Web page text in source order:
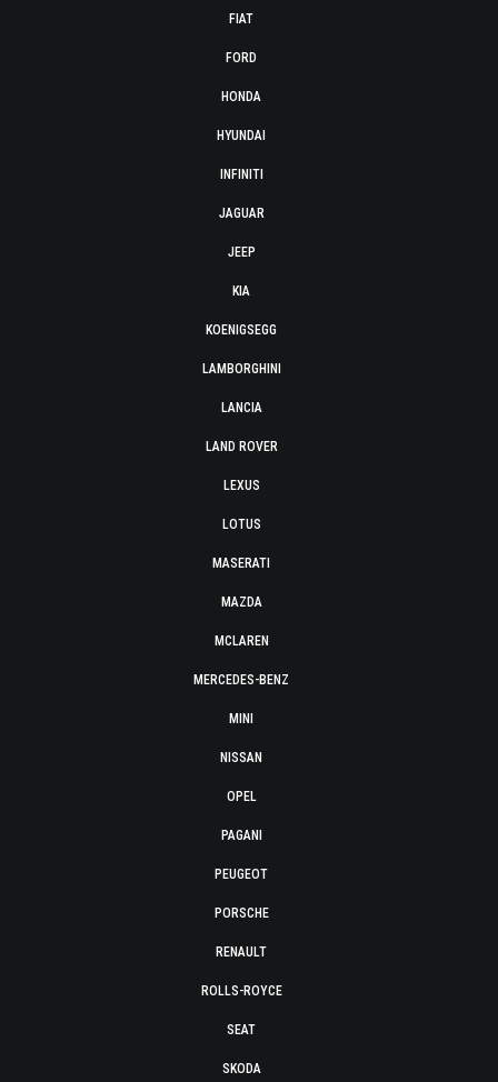
FIAT
FORD
HONDA
HYUNDAI
INFINITI
JAGUAR
JEEP
KIA
KOENIGSEGG
LAMBORGHINI
LANCIA
LAND ROVER
LEXUS
LOTUS
MASERATI
MAZDA
MCLAREN
MERCEDES-BENZ
MINI
NISSAN
OPEL
PAGANI
PEUGEOT
PORSCHE
RENAULT
ROLLS-ROYCE
SEAT
SKODA